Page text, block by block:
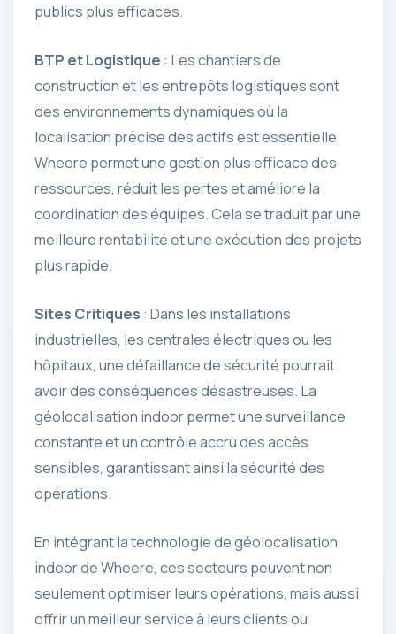
publics plus efficaces.
BTP et Logistique : Les chantiers de
construction et les entrepôts logistiques sont
des environnements dynamiques où la
localisation précise des actifs est essentielle.
Wheere permet une gestion plus efficace des
ressources, réduit les pertes et améliore la
coordination des équipes. Cela se traduit par une
meilleure rentabilité et une exécution des projets
plus rapide.
Sites Critiques : Dans les installations
industrielles, les centrales électriques ou les
hôpitaux, une défaillance de sécurité pourrait
avoir des conséquences désastreuses. La
géolocalisation indoor permet une surveillance
constante et un contrôle accru des accès
sensibles, garantissant ainsi la sécurité des
opérations.
En intégrant la technologie de géolocalisation
indoor de Wheere, ces secteurs peuvent non
seulement optimiser leurs opérations, mais aussi
offrir un meilleur service à leurs clients ou